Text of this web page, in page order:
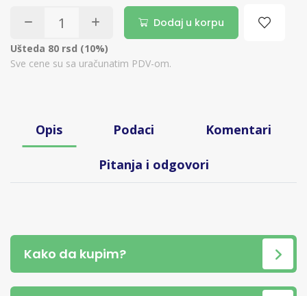
Dodaj u korpu
Ušteda 80 rsd (10%)
Sve cene su sa uračunatim PDV-om.
Opis Podaci Komentari
Pitanja i odgovori
Kako da kupim?